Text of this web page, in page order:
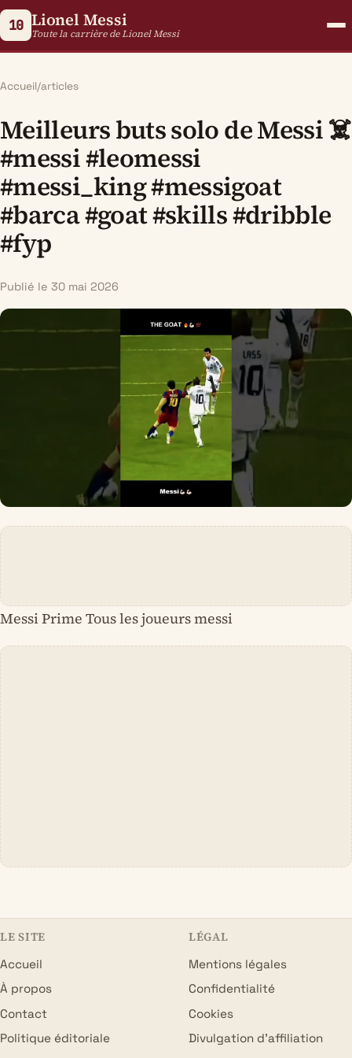
10 Lionel Messi
Toute la carrière de Lionel Messi
Accueil/articles
Meilleurs buts solo de Messi ☠️
#messi #leomessi
#messi_king #messigoat
#barca #goat #skills #dribble
#fyp
Publié le 30 mai 2026
Messi Prime Tous les joueurs messi
LE SITE
Accueil
À propos
Contact
Politique éditoriale
LÉGAL
Mentions légales
Confidentialité
Cookies
Divulgation d’affiliation